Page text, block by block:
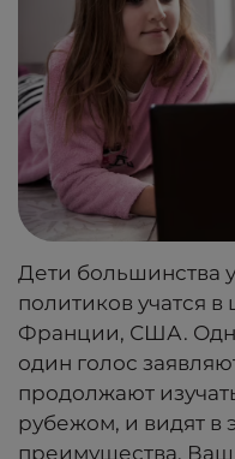
Дети большинства
политиков учатся
Франции, США.
один голос
продолжают
рубежом, и видят в
преимущества.